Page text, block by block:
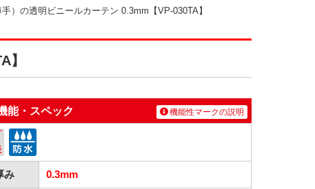
）の透明ビニールカーテン 0.3mm【VP-030TA】
】
能・スペック 機能性マークの説明
み 0.3mm